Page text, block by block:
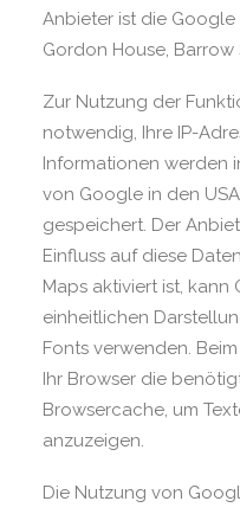
Anbieter ist die Google
Gordon House, Barrow
Zur Nutzung der
notwendig, Ihre IP-
Informationen werden
von Google in den
gespeichert. Der
Einfluss auf diese
Maps aktiviert ist,
einheitlichen
Fonts verwenden.
Ihr Browser die
Browsercache, um
anzuzeigen.
Die Nutzung von